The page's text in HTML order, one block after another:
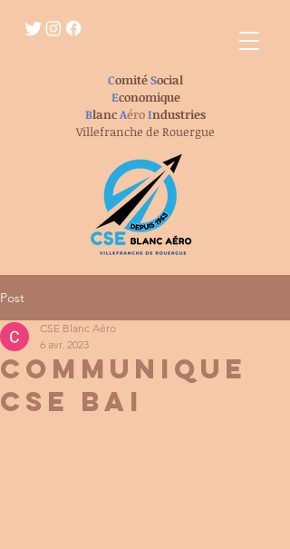
ComitéSocial
Economique
BlancAéroIndustries
Villefranche de Rouergue
Post
COMMUNIQUE
CSE BAI
CSE Blanc Aéro
6 avr. 2023